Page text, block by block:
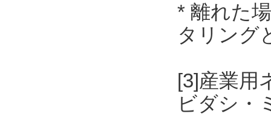
* 離れた
タリング
[3]産業用
ビダシ・